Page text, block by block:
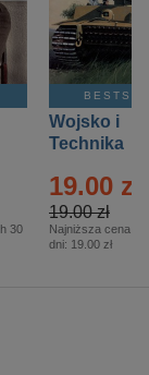
30
Wojsko i
Technika
– 2/2026
19.00 zł
19.00 zł
Najniższa cena z
dni: 19.00 zł